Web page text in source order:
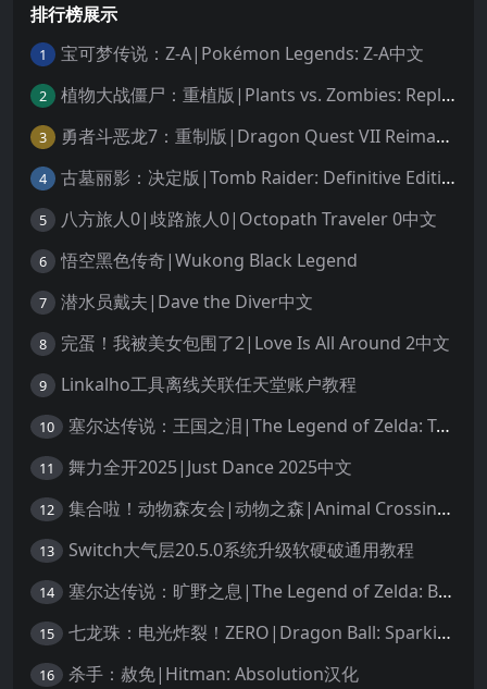
排行榜展示
1 宝可梦传说：Z-A|Pokémon Legends: Z-A中文
2 植物大战僵尸：重植版|Plants vs. Zombies: Replanted中文
3 勇者斗恶龙7：重制版|Dragon Quest VII Reimagined中文
4 古墓丽影：决定版|Tomb Raider: Definitive Edition中文
5 八方旅人0|歧路旅人0|Octopath Traveler 0中文
6 悟空黑色传奇|Wukong Black Legend
7 潜水员戴夫|Dave the Diver中文
8 完蛋！我被美女包围了2|Love Is All Around 2中文
9 Linkalho工具离线关联任天堂账户教程
10 塞尔达传说：王国之泪|The Legend of Zelda: Tears of the Kingdom中文
11 舞力全开2025|Just Dance 2025中文
12 集合啦！动物森友会|动物之森|Animal Crossing: New Horizons中文
13 Switch大气层20.5.0系统升级软硬破通用教程
14 塞尔达传说：旷野之息|The Legend of Zelda: Breath of the Wild中文
15 七龙珠：电光炸裂！ZERO|Dragon Ball: Sparking! Zero中文
16 杀手：赦免|Hitman: Absolution汉化